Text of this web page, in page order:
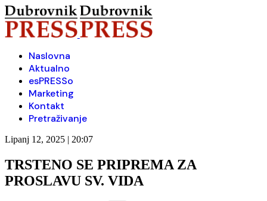
Naslovna
Aktualno
esPRESSo
Marketing
Kontakt
Pretraživanje
Lipanj 12, 2025 | 20:07
TRSTENO SE PRIPREMA ZA
PROSLAVU SV. VIDA